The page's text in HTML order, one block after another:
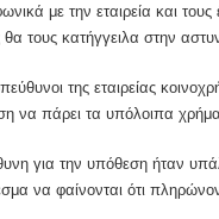
με την εταιρεία και
τους κατήγγειλα στην
της εταιρείας
να πάρει τα υπόλοιπα
για την υπόθεση ήταν
να φαίνονται ότι